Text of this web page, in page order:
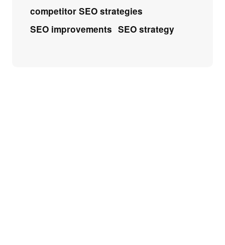
competitor SEO strategies
SEO improvements SEO strategy